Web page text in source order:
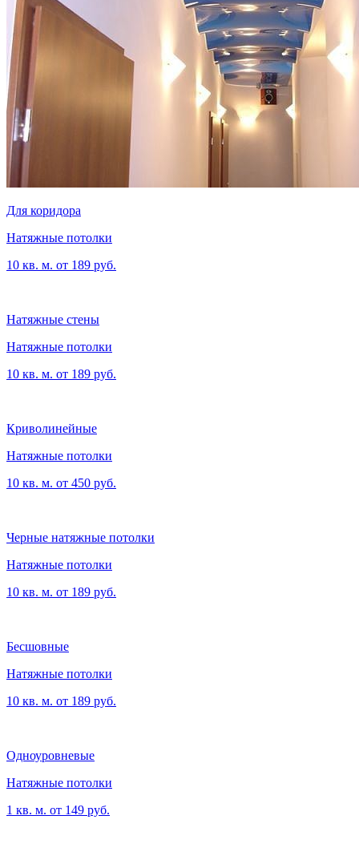
Для коридора
Натяжные потолки
10 кв. м. от 189 руб.
Натяжные стены
Натяжные потолки
10 кв. м. от 189 руб.
Криволинейные
Натяжные потолки
10 кв. м. от 450 руб.
Черные натяжные потолки
Натяжные потолки
10 кв. м. от 189 руб.
Бесшовные
Натяжные потолки
10 кв. м. от 189 руб.
Одноуровневые
Натяжные потолки
1 кв. м. от 149 руб.